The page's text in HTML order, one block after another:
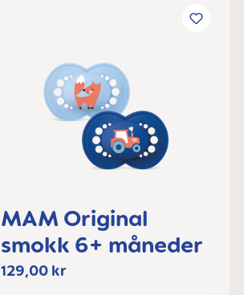
MAM Original
smokk 6+ måneder
129,00 kr